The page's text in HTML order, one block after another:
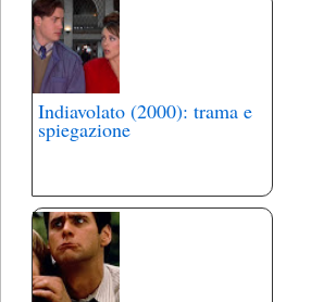
Indiavolato (2000): trama e
spiegazione